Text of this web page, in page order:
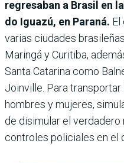
regresaban a Brasil en
do Iguazú, en Paraná. El
varias ciudades
Maringá y Curitiba,
Santa Catarina como
Joinville. Para
hombres y mujeres,
de disimular el
controles policiales en el